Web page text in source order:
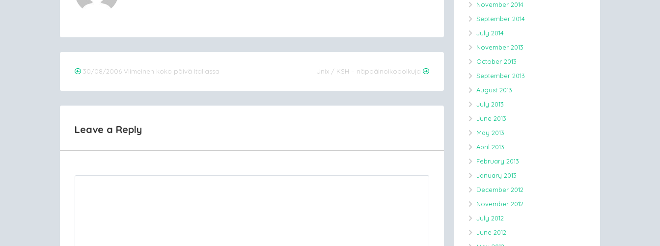
Post
navigation
30/08/2006 Viimeinen koko päivä Italiassa Unix / KSH – näppäinoikopolkuja
Leave a Reply
November 2014
September 2014
July 2014
November 2013
October 2013
September 2013
August 2013
July 2013
June 2013
May 2013
April 2013
February 2013
January 2013
December 2012
November 2012
July 2012
June 2012